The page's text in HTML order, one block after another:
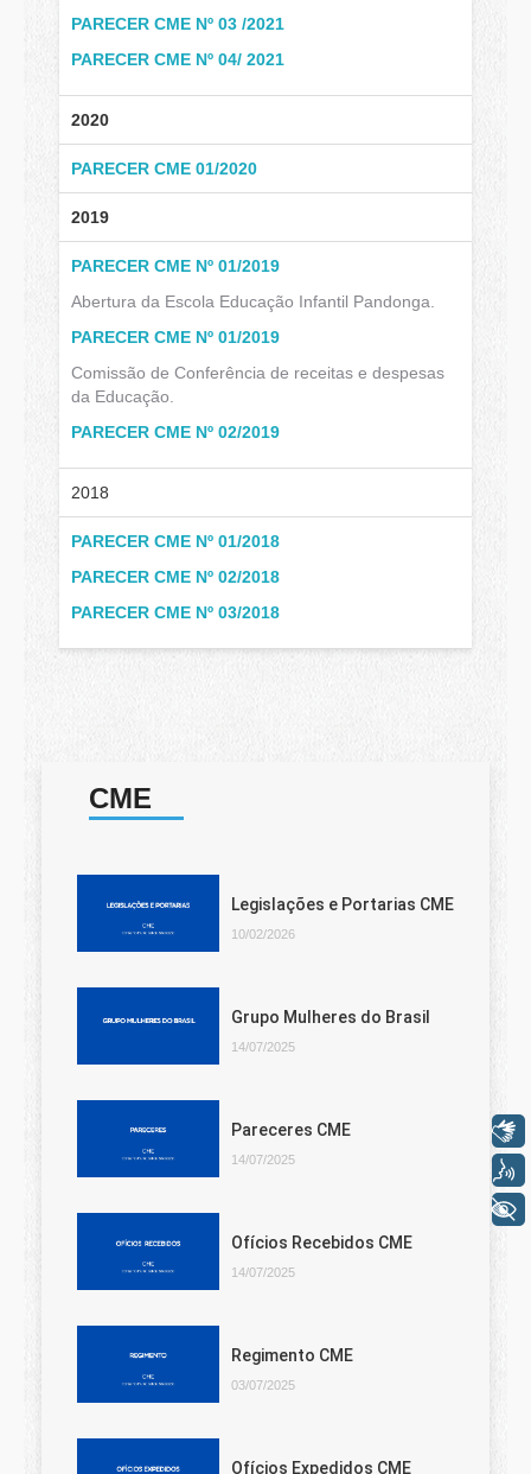
PARECER CME Nº 03 /2021
PARECER CME Nº 04/ 2021
2020
PARECER CME 01/2020
2019
PARECER CME Nº 01/2019
Abertura da Escola Educação Infantil Pandonga.
PARECER CME Nº 01/2019
Comissão de Conferência de receitas e despesas
da Educação.
PARECER CME Nº 02/2019
2018
PARECER CME Nº 01/2018
PARECER CME Nº 02/2018
PARECER CME Nº 03/2018
CME
Legislações e Portarias CME
10/02/2026
Grupo Mulheres do Brasil
14/07/2025
Pareceres CME
14/07/2025
Ofícios Recebidos CME
14/07/2025
Regimento CME
03/07/2025
Ofícios Expedidos CME